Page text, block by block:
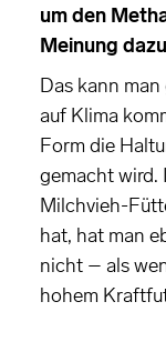
um den
Meinung
Das kann
auf Klima
Form die
gemacht wird.
Milchvieh-
hat, hat man
nicht – als
hohem